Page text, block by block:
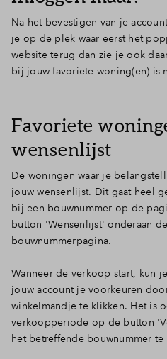
Na het bevestigen van je
je op de plek waar eerst het
website terug dan zie je ook
bij jouw favoriete woning(en) is
Favoriete
wensenlijst
De woningen waar je
jouw wensenlijst. Dit gaat heel
bij een bouwnummer op de
button 'Wensenlijst' onderaan
bouwnummerpagina.
Wanneer de verkoop start, kun
jouw account je voorkeuren
winkelmandje te klikken. Het is
verkoopperiode op de button
het betreffende bouwnummer te